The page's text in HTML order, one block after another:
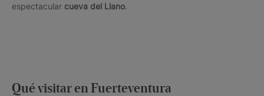
espectacular cueva del Llano.
Qué visitar en Fuerteventura